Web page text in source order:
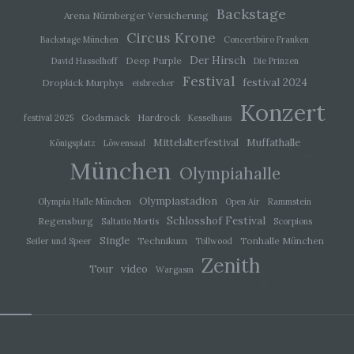
Arena Nürnberger Versicherung Backstage
Backstage München Circus Krone
Concertbüro Franken
David Hasselhoff
Deep Purple Der Hirsch Die Prinzen
Dropkick Murphys eisbrecher Festival festival 2024
festival 2025 Godsmack Hardrock Kesselhaus Konzert
Königsplatz Löwensaal Mittelalterfestival Muffathalle
München Olympiahalle
Olympia Halle München Olympiastadion Open Air Rammstein
Regensburg Saltatio Mortis Schlosshof Festival
Scorpions
Seiler und Speer
Single Technikum Tollwood Tonhalle München
Tour video Wargasm Zenith
Empfänger ist eine natürliche oder juristische
Person, Behörde, Einrichtung oder andere Stelle,
der personenbezogene Daten offengelegt
werden, unabhängig davon, ob es sich bei ihr um
einen Dritten handelt oder nicht. Behörden, die im
Untersuchungsauftrags nach dem Unionsrecht
möglicherweise personenbezogene Daten
erhalten, gelten jedoch nicht als Empfänger.
Dritter ist eine natürliche oder juristische Person,